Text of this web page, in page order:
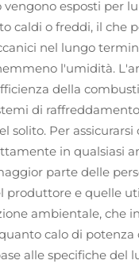
vengono esposti per
caldi o freddi, il che
nel lungo
l'umidità.
della
di
solito. Per
in qualsiasi
parte delle
produttore e quelle
ambientale, che
calo di potenza
alle specifiche del